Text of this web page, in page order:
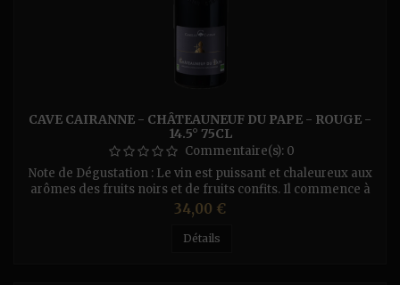
CAVE CAIRANNE - CHÂTEAUNEUF DU PAPE - ROUGE -
14.5° 75CL
Commentaire(s): 0
Note de Dégustation : Le vin est puissant et chaleureux aux
arômes des fruits noirs et de fruits confits. Il commence à
exprimer sa complexité, avec des notes de pierre à fusil, de
cuir et d’épices (cannelle, girofle, musc). Sa longueur en
bouche est exceptionnelle et sa structure particulièrement
Prix
34,00 €
Détails